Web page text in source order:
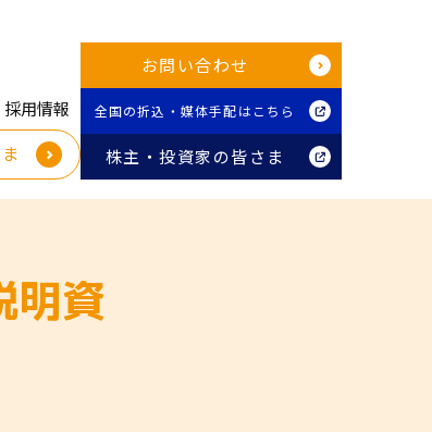
採用情報
お問い合わせ
全国の折込・媒体手配はこちら
株主・投資家の皆さま
明資